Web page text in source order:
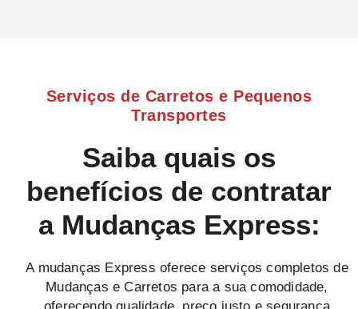
Serviços de Carretos e Pequenos
Transportes
Saiba quais os
benefícios de contratar
a Mudanças Express:
A mudanças Express oferece serviços completos de
Mudanças e Carretos para a sua comodidade,
oferecendo qualidade, preço justo e segurança